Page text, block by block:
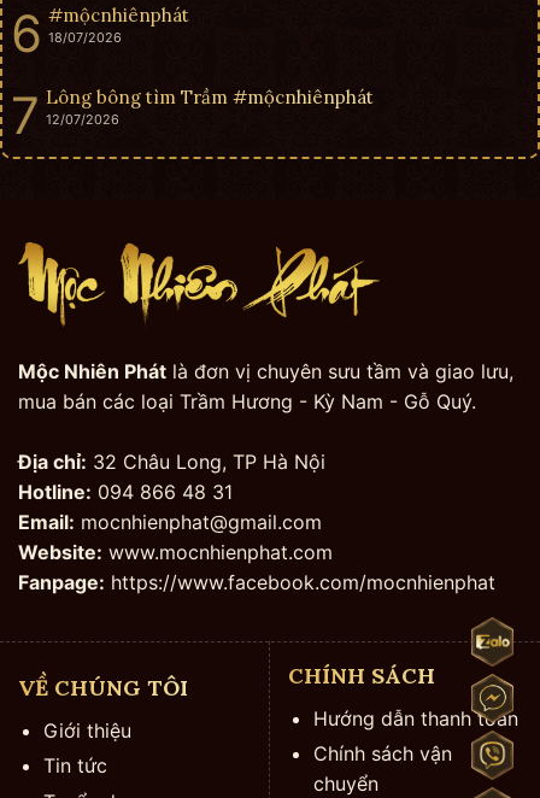
#mộcnhiênphát
18/07/2026
Lông bông tìm Trầm #mộcnhiênphát
12/07/2026
Mộc Nhiên Phát là đơn vị chuyên sưu tầm và giao lưu,
mua bán các loại Trầm Hương - Kỳ Nam - Gỗ Quý.
Địa chỉ: 32 Châu Long, TP Hà Nội
Hotline: 094 866 48 31
Email: mocnhienphat@gmail.com
Website: www.mocnhienphat.com
Fanpage: https://www.facebook.com/mocnhienphat
VỀ CHÚNG TÔI
Giới thiệu
Tin tức
CHÍNH SÁCH
Hướng dẫn thanh toán
Chính sách vận
chuyển